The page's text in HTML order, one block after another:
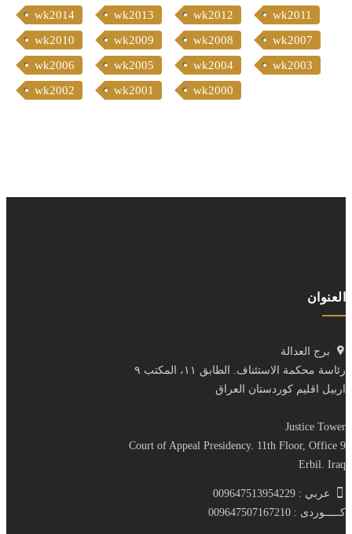
wk2014
wk2013 wk2012
wk2011
wk2010
wk2009 wk2008
wk2007
wk2006
wk2005 wk2004
wk2003
wk2002
wk2001 wk2000
العنوان
برج العدالة
رئاسة محكمة الاستئناف. الطابق ١١، المكتب ٩
اربيل اقليم كوردستان العراق
Justice Tower
Court of Appeal Presidency. 11th Floor, Office 9
Erbil. Iraq
عربي : 009647513954229
كـــــوردى : 009647507167210